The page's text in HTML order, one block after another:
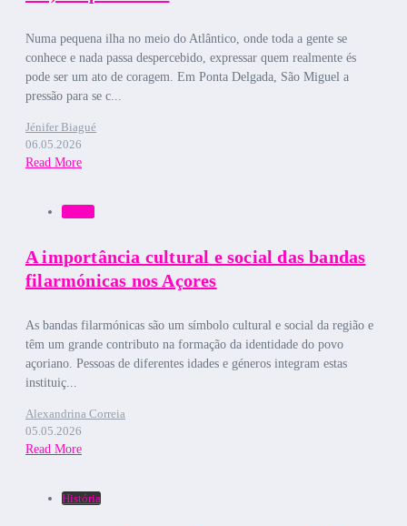
Numa pequena ilha no meio do Atlântico, onde toda a gente se
conhece e nada passa despercebido, expressar quem realmente és
pode ser um ato de coragem. Em Ponta Delgada, São Miguel a
pressão para se c...
Jénifer Biagué
06.05.2026
Read More
A importância cultural e social das bandas
filarmónicas nos Açores
As bandas filarmónicas são um símbolo cultural e social da região e
têm um grande contributo na formação da identidade do povo
açoriano. Pessoas de diferentes idades e géneros integram estas
instituiç...
Alexandrina Correia
05.05.2026
Read More
História